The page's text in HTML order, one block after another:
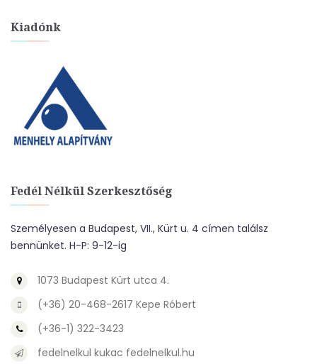
Kiadónk
Fedél Nélkül Szerkesztőség
Személyesen a Budapest, VII., Kürt u. 4 címen találsz
bennünket. H-P: 9-12-ig
1073 Budapest Kürt utca 4.
(+36) 20-468-2617 Kepe Róbert
(+36-1) 322-3423
fedelnelkul kukac fedelnelkul.hu